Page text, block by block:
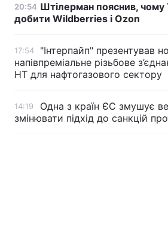
20:54 Штілерман пояснив, чому
добити Wildberries і Ozon
17:54
"Інтерпайп" презентував
напівпреміальне різьбове
HT для нафтогазового сектору
14:19
Одна з країн ЄС змушує
змінювати підхід до санкцій